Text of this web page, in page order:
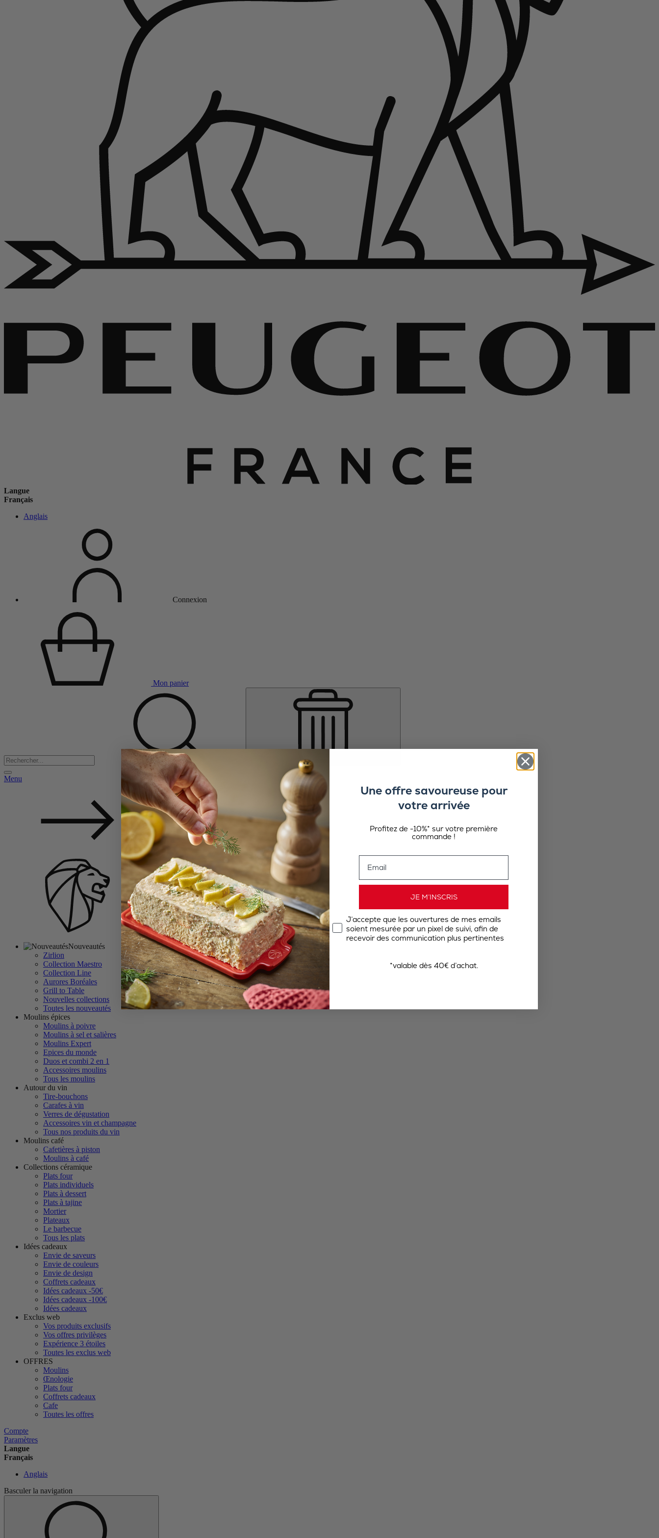
Langue
Français
Anglais
Connexion
Mon panier
Menu
Nouveautés
Zirlion
Collection Maestro
Collection Line
Aurores Boréales
Grill to Table
Nouvelles collections
Toutes les nouveautés
Moulins épices
Moulins à poivre
Moulins à sel et salières
Moulins Expert
Epices du monde
Duos et combi 2 en 1
Accessoires moulins
Tous les moulins
Autour du vin
Tire-bouchons
Carafes à vin
Verres de dégustation
Accessoires vin et champagne
Tous nos produits du vin
Moulins café
Cafetières à piston
Moulins à café
Collections céramique
Plats four
Plats individuels
Plats à dessert
Plats à tajine
Mortier
Plateaux
Le barbecue
Tous les plats
Idées cadeaux
Envie de saveurs
Envie de couleurs
Envie de design
Coffrets cadeaux
Idées cadeaux -50€
Idées cadeaux -100€
Idées cadeaux
Exclus web
Vos produits exclusifs
Vos offres privilèges
Expérience 3 étoiles
Toutes les exclus web
OFFRES
Moulins
Œnologie
Plats four
Coffrets cadeaux
Cafe
Toutes les offres
Compte
Paramètres
Langue
Français
Anglais
Basculer la navigation
Une offre savoureuse pour
votre arrivée
Profitez de -10%* sur votre première
commande !
JE M’INSCRIS
J’accepte que les ouvertures de mes emails
soient mesurée par un pixel de suivi, afin de
recevoir des communication plus pertinentes
*valable dès 40€ d’achat.